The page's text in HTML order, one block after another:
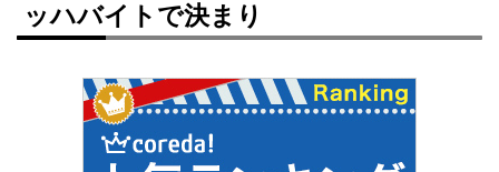
ッハバイトで決まり